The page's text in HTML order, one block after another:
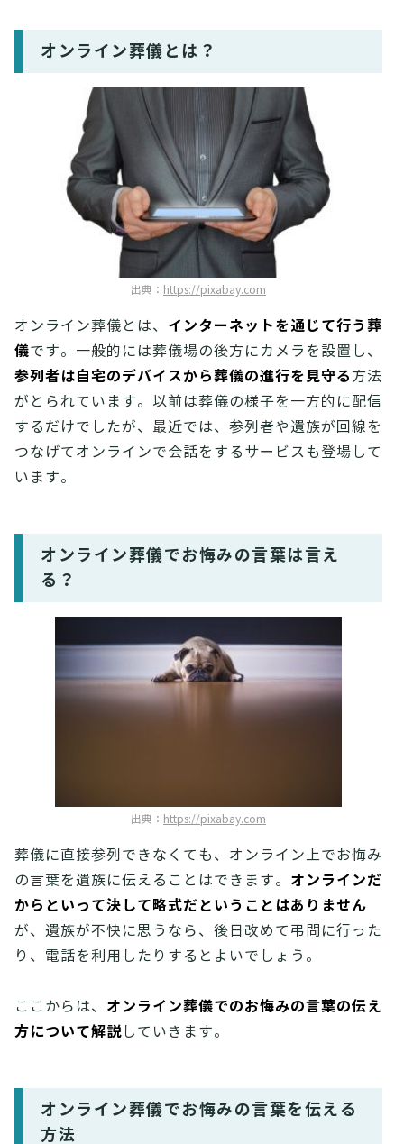
オンライン葬儀とは？
出典： https://pixabay.com
オンライン葬儀とは、 インターネットを通じて行う葬
儀です。一般的には葬儀場の後方にカメラを設置し、
参列者は自宅のデバイスから葬儀の進行を見守る方法
がとられています。以前は葬儀の様子を一方的に配信
するだけでしたが、最近では、参列者や遺族が回線を
つなげてオンラインで会話をするサービスも登場して
います。
オンライン葬儀でお悔みの言葉は言え
る？
出典： https://pixabay.com
葬儀に直接参列できなくても、オンライン上でお悔み
の言葉を遺族に伝えることはできます。 オンラインだ
からといって決して略式だということはありません
が、遺族が不快に思うなら、後日改めて弔問に行った
り、電話を利用したりするとよいでしょう。
ここからは、 オンライン葬儀でのお悔みの言葉の伝え
方について解説 していきます。
オンライン葬儀でお悔みの言葉を伝える
方法